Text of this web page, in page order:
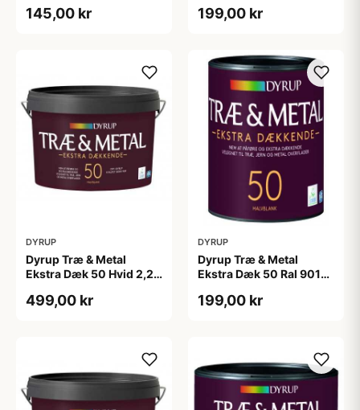
145,00 kr 199,00 kr
DYRUP
Dyrup Træ & Metal
Ekstra Dæk 50 Hvid 2,25
499,00 kr
DYRUP
Dyrup Træ & Metal
Ekstra Dæk 50 Ral 9010
199,00 kr